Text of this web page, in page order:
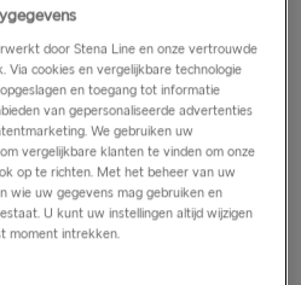
– 02:30
door Stena Line en onze vertrouwde
Via cookies en vergelijkbare technologie
en toegang tot informatie
van gepersonaliseerde advertenties
We gebruiken uw
vergelijkbare klanten te vinden om onze
op te richten. Met het beheer van uw
wie uw gegevens mag gebruiken en
U kunt uw instellingen altijd wijzigen
moment intrekken.